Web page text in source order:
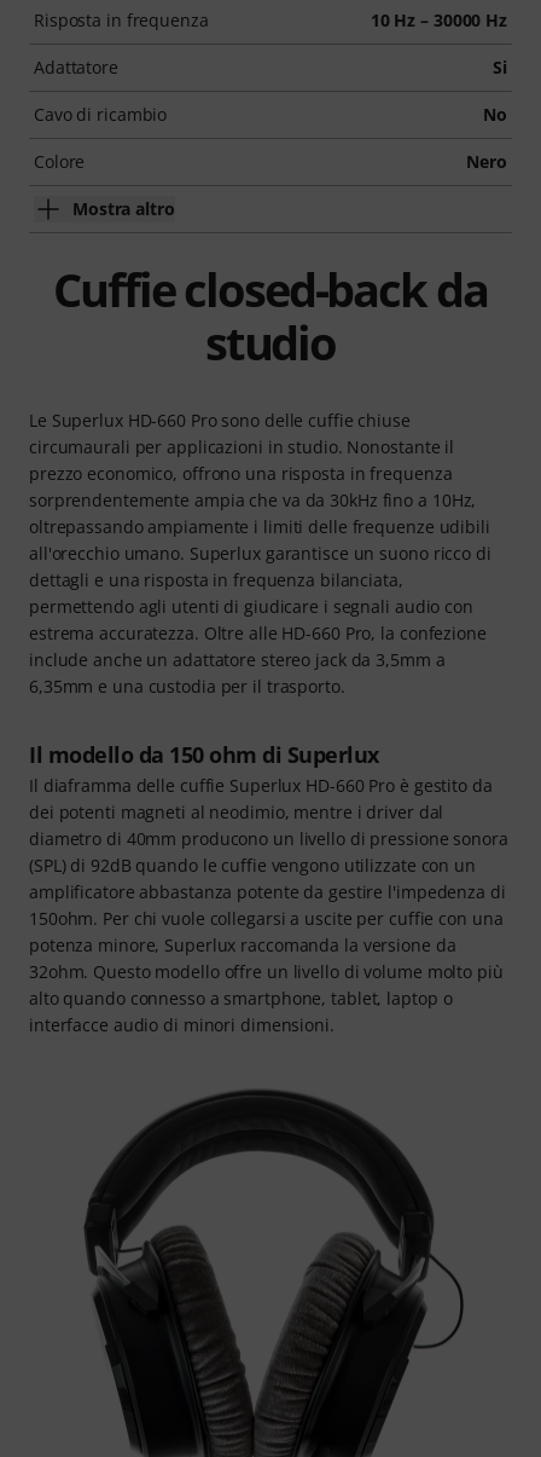
Risposta in frequenza 10 Hz – 30000 Hz
Adattatore Si
Cavo di ricambio No
Colore Nero
Mostra altro
Cuffie closed-back da
studio
Le Superlux HD-660 Pro sono delle cuffie chiuse
circumaurali per applicazioni in studio. Nonostante il
prezzo economico, offrono una risposta in frequenza
sorprendentemente ampia che va da 30kHz fino a 10Hz,
oltrepassando ampiamente i limiti delle frequenze udibili
all'orecchio umano. Superlux garantisce un suono ricco di
dettagli e una risposta in frequenza bilanciata,
permettendo agli utenti di giudicare i segnali audio con
estrema accuratezza. Oltre alle HD-660 Pro, la confezione
include anche un adattatore stereo jack da 3,5mm a
6,35mm e una custodia per il trasporto.
Il modello da 150 ohm di Superlux
Il diaframma delle cuffie Superlux HD-660 Pro è gestito da
dei potenti magneti al neodimio, mentre i driver dal
diametro di 40mm producono un livello di pressione sonora
(SPL) di 92dB quando le cuffie vengono utilizzate con un
amplificatore abbastanza potente da gestire l'impedenza di
150ohm. Per chi vuole collegarsi a uscite per cuffie con una
potenza minore, Superlux raccomanda la versione da
32ohm. Questo modello offre un livello di volume molto più
alto quando connesso a smartphone, tablet, laptop o
interfacce audio di minori dimensioni.